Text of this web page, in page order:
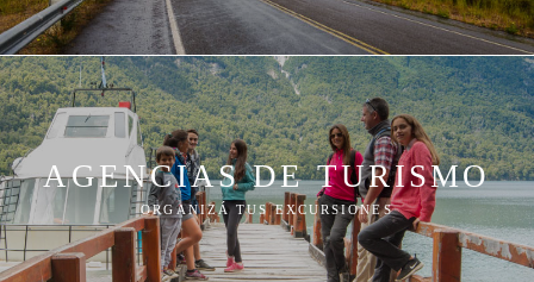
AGENCIAS DE TURISMO
ORGANIZÁ TUS EXCURSIONES